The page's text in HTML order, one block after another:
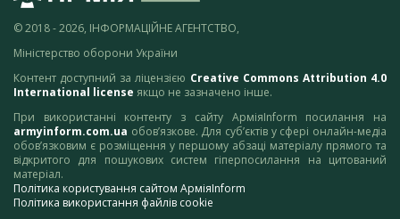
© 2018 - 2026, ІНФОРМАЦІЙНЕ АГЕНТСТВО,
Міністерство оборони України
Контент доступний за ліцензією Creative Commons Attribution 4.0
International license якщо не зазначено інше.
При використанні контенту з сайту АрміяInform посилання на
armyinform.com.ua обов’язкове. Для суб’єктів у сфері онлайн-медіа
обов’язковим є розміщення у першому абзаці матеріалу прямого та
відкритого для пошукових систем гіперпосилання на цитований
матеріал.
Політика користування сайтом АрміяInform
Політика використання файлів cookie